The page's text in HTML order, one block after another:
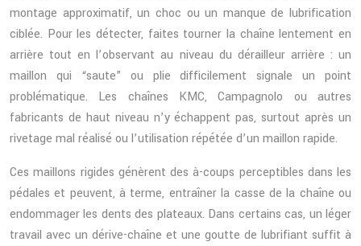
montage approximatif, un choc ou un manque de lubrification
ciblée. Pour les détecter, faites tourner la chaîne lentement en
arrière tout en l’observant au niveau du dérailleur arrière : un
maillon qui “saute” ou plie difficilement signale un point
problématique. Les chaînes KMC, Campagnolo ou autres
fabricants de haut niveau n’y échappent pas, surtout après un
rivetage mal réalisé ou l’utilisation répétée d’un maillon rapide.
Ces maillons rigides génèrent des à-coups perceptibles dans les
pédales et peuvent, à terme, entraîner la casse de la chaîne ou
endommager les dents des plateaux. Dans certains cas, un léger
travail avec un dérive-chaîne et une goutte de lubrifiant suffit à